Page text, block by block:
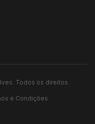
Todos os direitos
e Condições